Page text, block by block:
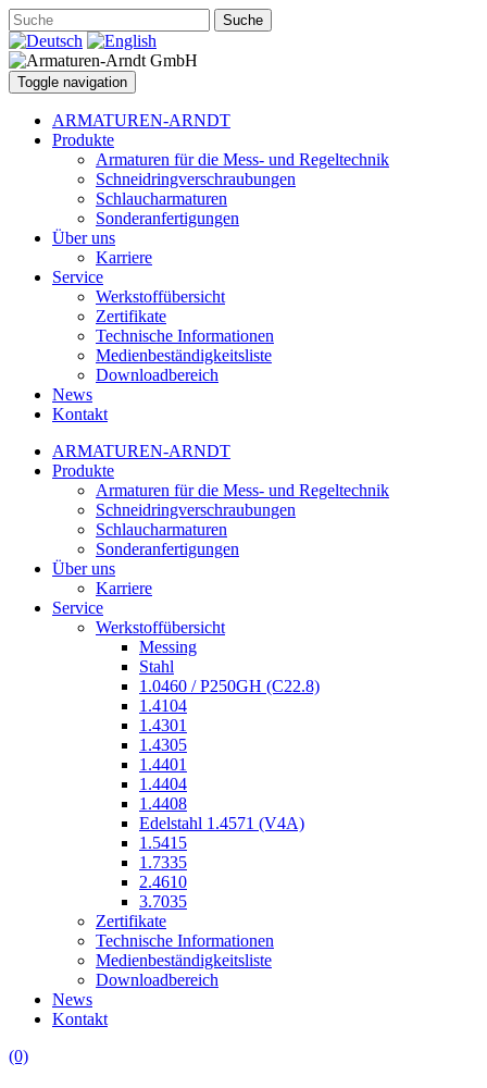
Suche
Toggle navigation
ARMATUREN-ARNDT
Produkte
Armaturen für die Mess- und Regeltechnik
Schneidringverschraubungen
Schlaucharmaturen
Sonderanfertigungen
Über uns
Karriere
Service
Werkstoffübersicht
Zertifikate
Technische Informationen
Medienbeständigkeitsliste
Downloadbereich
News
Kontakt
ARMATUREN-ARNDT
Produkte
Armaturen für die Mess- und Regeltechnik
Schneidringverschraubungen
Schlaucharmaturen
Sonderanfertigungen
Über uns
Karriere
Service
Werkstoffübersicht
Messing
Stahl
1.0460 / P250GH (C22.8)
1.4104
1.4301
1.4305
1.4401
1.4404
1.4408
Edelstahl 1.4571 (V4A)
1.5415
1.7335
2.4610
3.7035
Zertifikate
Technische Informationen
Medienbeständigkeitsliste
Downloadbereich
News
Kontakt
(0)